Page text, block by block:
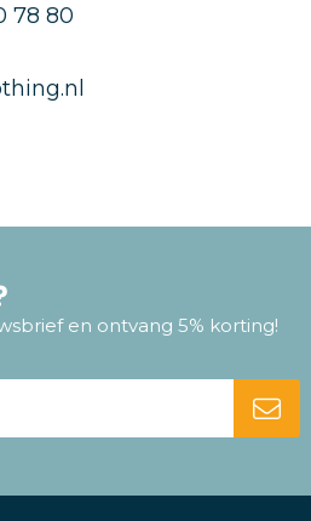
78 80
en ontvang 5% korting!